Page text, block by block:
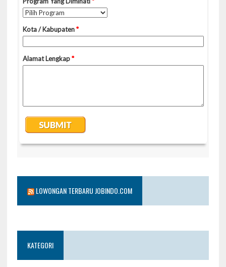
LOWONGAN TERBARU JOBINDO.COM
KATEGORI